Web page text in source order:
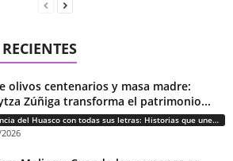
olivos centenarios y masa madre:
Zúñiga transforma el patrimonio...
Provincia del Huasco con todas sus letras: Historias que unen cultura, diversidad e identidad